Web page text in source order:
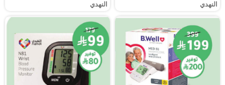
النهدي النهدي